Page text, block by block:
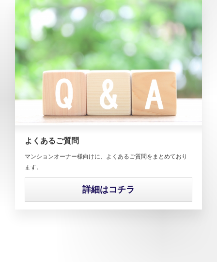
よくあるご質問
マンションオーナー様向けに、よくあるご質問をまとめており
ます。
詳細はコチラ